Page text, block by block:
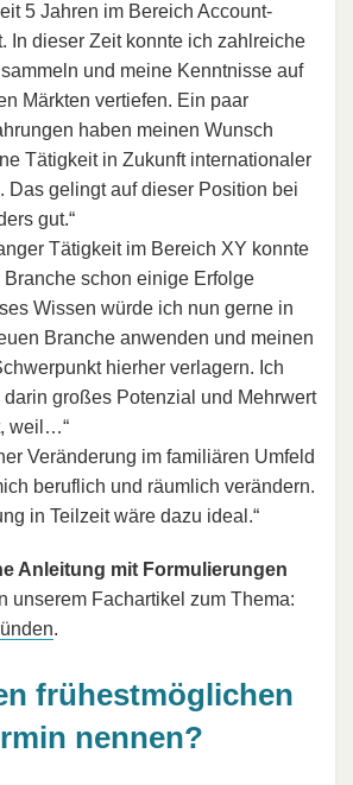
5 Jahren im Bereich Account-
In dieser Zeit konnte ich zahlreiche
und meine Kenntnisse auf
Märkten vertiefen. Ein paar
haben meinen Wunsch
Tätigkeit in Zukunft internationaler
Das gelingt auf dieser Position bei
gut.“
Tätigkeit im Bereich XY konnte
Branche schon einige Erfolge
Wissen würde ich nun gerne in
Branche anwenden und meinen
hierher verlagern. Ich
großes Potenzial und Mehrwert
weil…“
Veränderung im familiären Umfeld
beruflich und räumlich verändern.
in Teilzeit wäre dazu ideal.“
Anleitung mit Formulierungen
unserem Fachartikel zum Thema:
.
frühestmöglichen
nennen?